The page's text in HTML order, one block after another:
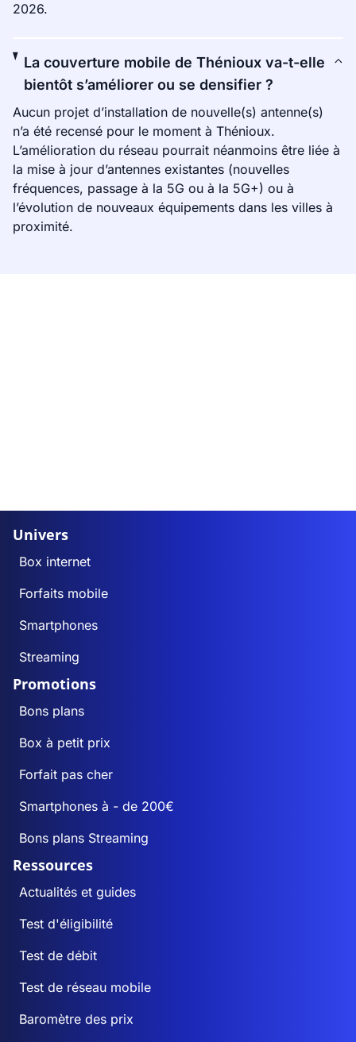
2026.
La couverture mobile de Thénioux va-t-elle
bientôt s’améliorer ou se densifier ?
Aucun projet d’installation de nouvelle(s) antenne(s)
n’a été recensé pour le moment à Thénioux.
L’amélioration du réseau pourrait néanmoins être liée à
la mise à jour d’antennes existantes (nouvelles
fréquences, passage à la 5G ou à la 5G+) ou à
l’évolution de nouveaux équipements dans les villes à
proximité.
Univers
Box internet
Forfaits mobile
Smartphones
Streaming
Promotions
Bons plans
Box à petit prix
Forfait pas cher
Smartphones à - de 200€
Bons plans Streaming
Ressources
Actualités et guides
Test d'éligibilité
Test de débit
Test de réseau mobile
Baromètre des prix